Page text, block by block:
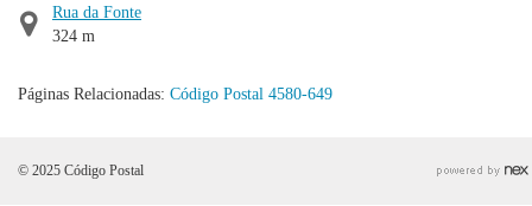
Rua da Fonte
324 m
Páginas Relacionadas: Código Postal 4580-649
© 2025 Código Postal